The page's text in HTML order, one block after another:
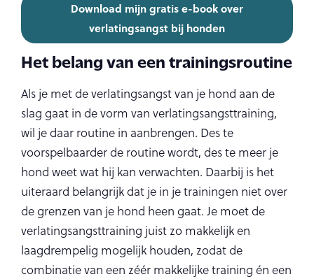
Download mijn gratis e-book over
verlatingsangst bij honden
Het belang van een trainingsroutine
Als je met de verlatingsangst van je hond aan de
slag gaat in de vorm van verlatingsangsttraining,
wil je daar routine in aanbrengen. Des te
voorspelbaarder de routine wordt, des te meer je
hond weet wat hij kan verwachten. Daarbij is het
uiteraard belangrijk dat je in je trainingen niet over
de grenzen van je hond heen gaat. Je moet de
verlatingsangsttraining juist zo makkelijk en
laagdrempelig mogelijk houden, zodat de
combinatie van een zéér makkelijke training én een